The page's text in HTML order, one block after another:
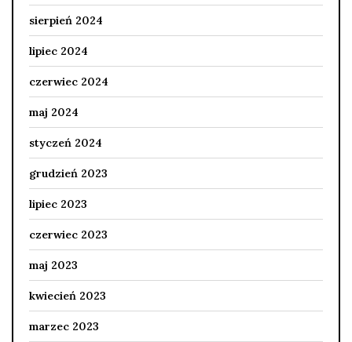
sierpień 2024
lipiec 2024
czerwiec 2024
maj 2024
styczeń 2024
grudzień 2023
lipiec 2023
czerwiec 2023
maj 2023
kwiecień 2023
marzec 2023